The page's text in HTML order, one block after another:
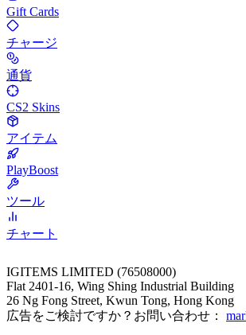
Gift Cards
チャージ
通貨
CS2 Skins
アイテム
PlayBoost
ツール
チャート
IGITEMS LIMITED (76508000)
Flat 2401-16, Wing Shing Industrial Building
26 Ng Fong Street, Kwun Tong, Hong Kong
広告をご検討ですか？お問い合わせ：